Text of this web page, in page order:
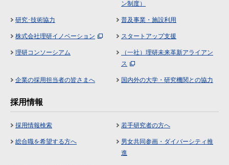
ン制度）
研究･技術協力 普及事業・施設利用
株式会社理研イノベーション スタートアップ支援
理研コンソーシアム
（一社）理研未来革新アライアン
ス
企業の採用担当者の皆さまへ 国内外の大学・研究機関との協力
採用情報
採用情報検索 若手研究者の方へ
総合職を希望する方へ
男女共同参画・ダイバーシティ推
進